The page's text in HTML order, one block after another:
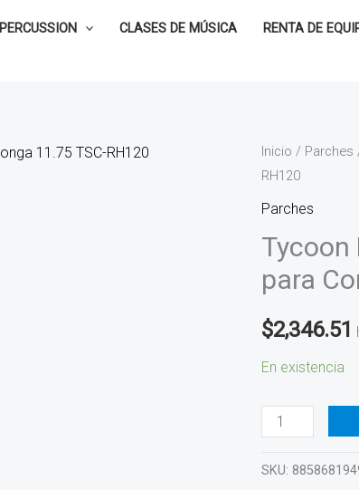
CLASES DE MÚSICA RENTA DE
Inicio / Parches
RH120
Parches
Tycoon
para
$2,346.51
En existencia
Tycoon
Parche
de
Signature
Series
Conga
11.75
RH120
cantidad
SKU: